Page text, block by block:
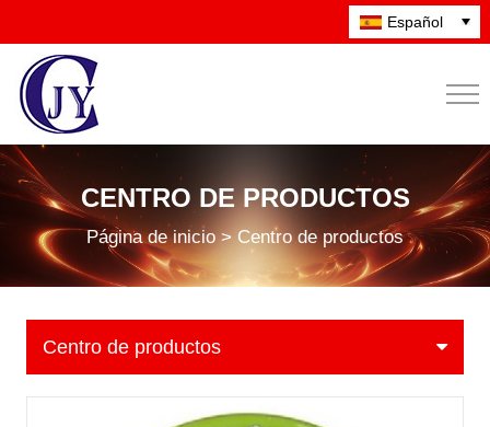
Español
CENTRO DE PRODUCTOS
Página de inicio > Centro de productos
Centro de productos